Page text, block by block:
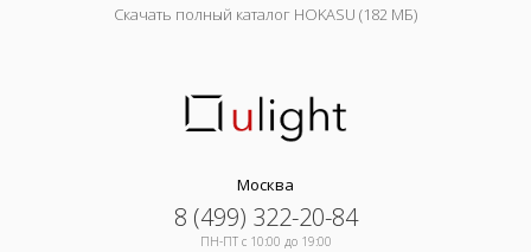
Скачать полный каталог HOKASU (182 МБ)
Москва
8 (499) 322-20-84
ПН-ПТ c 10:00 до 19:00